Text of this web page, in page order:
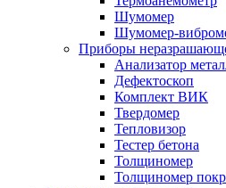
Шумомер
Шумомер-
Приборы
Анализатор
Дефектоскоп
Комплект ВИК
Твердомер
Тепловизор
Тестер бетона
Толщиномер
Толщиномер